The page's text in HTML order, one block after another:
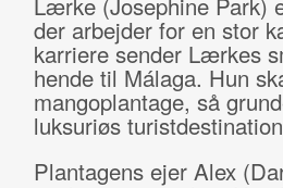
der arbejder for en stor
karriere sender Lærkes
hende til Málaga. Hun
mangoplantage, så
luksuriøs
Plantagens ejer Alex